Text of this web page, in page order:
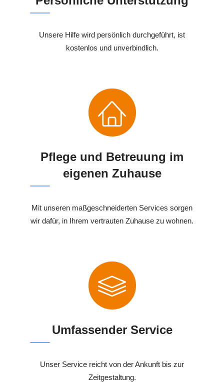
Unsere Hilfe wird persönlich durchgeführt, ist
kostenlos und unverbindlich.
Pflege und Betreuung im
eigenen Zuhause
Mit unseren maßgeschneiderten Services sorgen
wir dafür, in Ihrem vertrauten Zuhause zu wohnen.
Umfassender Service
Unser Service reicht von der Ankunft bis zur
Zeitgestaltung.